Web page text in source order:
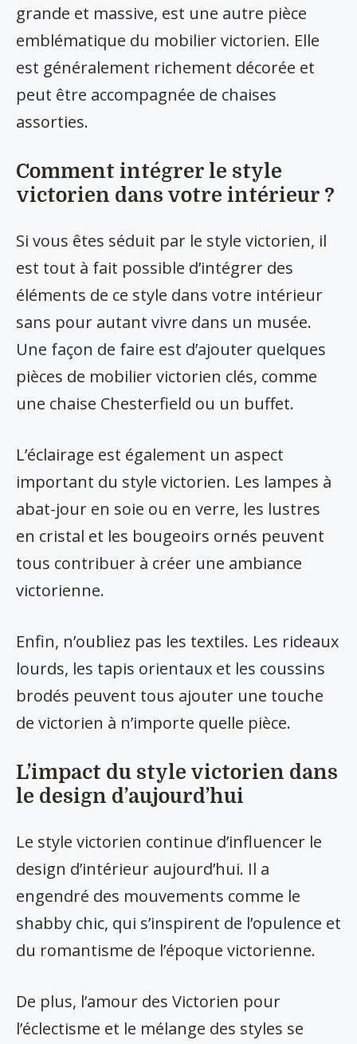
grande et massive, est une autre pièce
emblématique du mobilier victorien. Elle
est généralement richement décorée et
peut être accompagnée de chaises
assorties.
Comment intégrer le style
victorien dans votre intérieur ?
Si vous êtes séduit par le style victorien, il
est tout à fait possible d’intégrer des
éléments de ce style dans votre intérieur
sans pour autant vivre dans un musée.
Une façon de faire est d’ajouter quelques
pièces de mobilier victorien clés, comme
une chaise Chesterfield ou un buffet.
L’éclairage est également un aspect
important du style victorien. Les lampes à
abat-jour en soie ou en verre, les lustres
en cristal et les bougeoirs ornés peuvent
tous contribuer à créer une ambiance
victorienne.
Enfin, n’oubliez pas les textiles. Les rideaux
lourds, les tapis orientaux et les coussins
brodés peuvent tous ajouter une touche
de victorien à n’importe quelle pièce.
L’impact du style victorien dans
le design d’aujourd’hui
Le style victorien continue d’influencer le
design d’intérieur aujourd’hui. Il a
engendré des mouvements comme le
shabby chic, qui s’inspirent de l’opulence et
du romantisme de l’époque victorienne.
De plus, l’amour des Victorien pour
l’éclectisme et le mélange des styles se